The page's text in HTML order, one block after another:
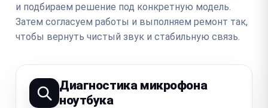
и подбираем решение под конкретную модель.
Затем согласуем работы и выполняем ремонт так,
чтобы вернуть чистый звук и стабильную связь.
Диагностика микрофона
ноутбука